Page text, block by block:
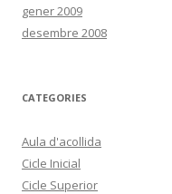
gener 2009
desembre 2008
CATEGORIES
Aula d'acollida
Cicle Inicial
Cicle Superior